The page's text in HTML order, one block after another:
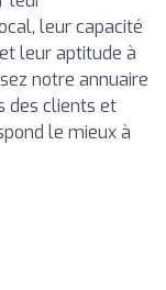
leur capacité
leur aptitude à
notre annuaire
des clients et
le mieux à